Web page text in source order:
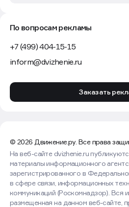
По вопросам рекламы
+7 (499) 404-15-15
inform@dvizhenie.ru
Заказать
© 2026 Движение.ру. Все права
На веб-сайте dvizhenie.ru
материалы информационного
зарегистрированного в
в сфере связи, информационных
коммуникаций (Роскомнадзор). Вся
размещенная на данном веб-сайте,